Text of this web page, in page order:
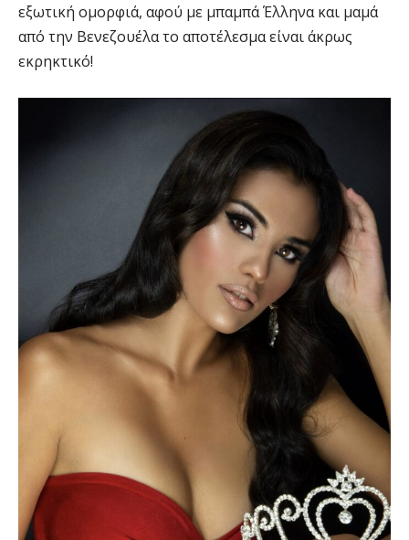
εξωτική ομορφιά, αφού με μπαμπά Έλληνα και μαμά
από την Βενεζουέλα το αποτέλεσμα είναι άκρως
εκρηκτικό!